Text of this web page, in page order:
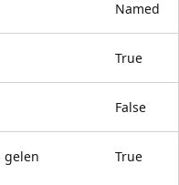
Named
True
False
gelen
True